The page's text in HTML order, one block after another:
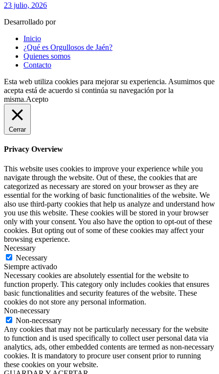
23 julio, 2026
Desarrollado por
Inicio
¿Qué es Orgullosos de Jaén?
Quienes somos
Contacto
Esta web utiliza cookies para mejorar su experiencia. Asumimos que
acepta está de acuerdo si continúa su navegación por la
misma.Acepto
Cerrar
Privacy Overview
This website uses cookies to improve your experience while you
navigate through the website. Out of these, the cookies that are
categorized as necessary are stored on your browser as they are
essential for the working of basic functionalities of the website. We
also use third-party cookies that help us analyze and understand how
you use this website. These cookies will be stored in your browser
only with your consent. You also have the option to opt-out of these
cookies. But opting out of some of these cookies may affect your
browsing experience.
Necessary
Necessary
Siempre activado
Necessary cookies are absolutely essential for the website to
function properly. This category only includes cookies that ensures
basic functionalities and security features of the website. These
cookies do not store any personal information.
Non-necessary
Non-necessary
Any cookies that may not be particularly necessary for the website
to function and is used specifically to collect user personal data via
analytics, ads, other embedded contents are termed as non-necessary
cookies. It is mandatory to procure user consent prior to running
these cookies on your website.